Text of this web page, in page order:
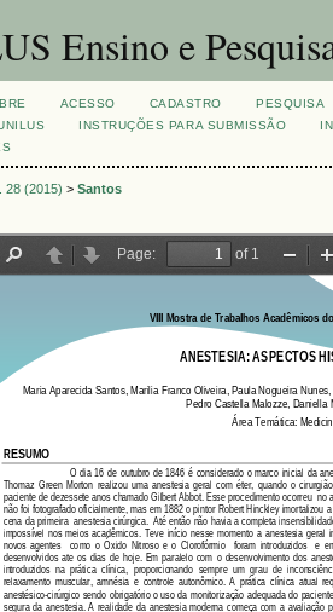
Ensino e
ACESSO CADASTRO
PESQUISA
INSTRUÇÕES PARA SUBMISSÃO
28 (2015) > Santos